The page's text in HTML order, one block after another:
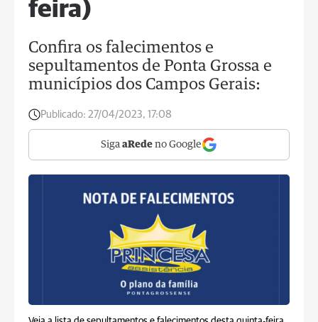
feira)
Confira os falecimentos e
sepultamentos de Ponta Grossa e
municípios dos Campos Gerais:
Publicado: 27/04/2023, 17:08
Siga aRede no Google